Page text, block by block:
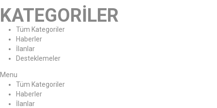
KATEGORİLER
Tüm Kategoriler
Haberler
İlanlar
Desteklemeler
Menu
Tüm Kategoriler
Haberler
İlanlar